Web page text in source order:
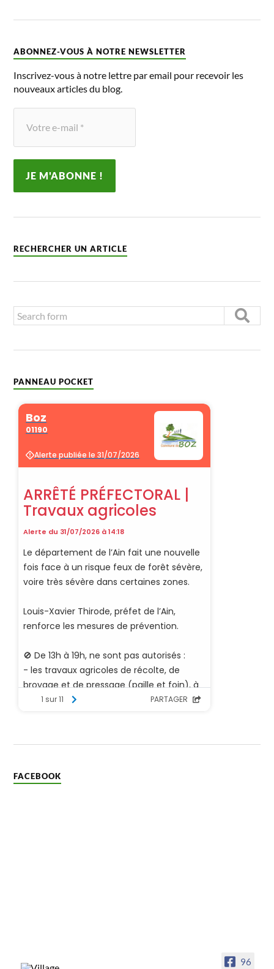
ABONNEZ-VOUS À NOTRE NEWSLETTER
Inscrivez-vous à notre lettre par email pour recevoir les
nouveaux articles du blog.
RECHERCHER UN ARTICLE
PANNEAU POCKET
FACEBOOK
96